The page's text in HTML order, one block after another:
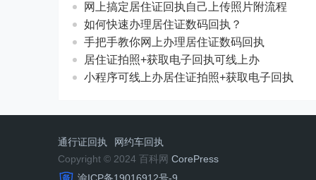
网上搞定居住证回执自己上传照片附流程
如何快速办理居住证数码回执？
手把手教你网上办理居住证数码回执
居住证拍照+获取电子回执可线上办
小程序可线上办居住证拍照+获取电子回执
通行证回执
网约车回执
Copyright © 2024 百科网 CorePress